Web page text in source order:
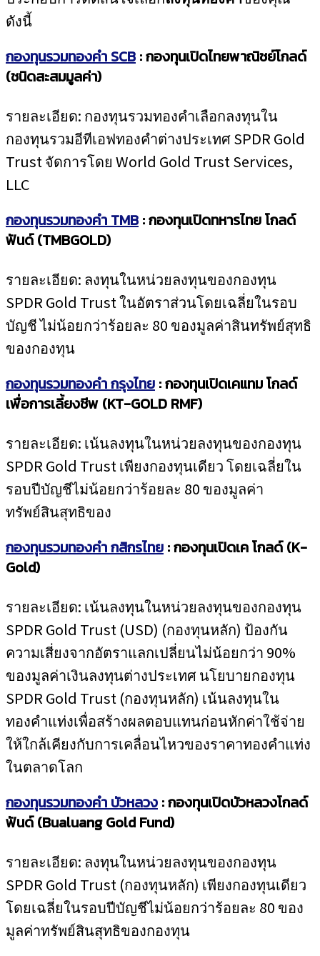
ดังนี้
กองทุนรวมทองคำ SCB : กองทุนเปิดไทยพาณิชย์โกลด์
(ชนิดสะสมมูลค่า)
รายละเอียด: กองทุนรวมทองคำเลือกลงทุนใน
กองทุนรวมอีทีเอฟทองคำต่างประเทศ SPDR Gold
Trust จัดการโดย World Gold Trust Services,
LLC
กองทุนรวมทองคำ TMB : กองทุนเปิดทหารไทย โกลด์
ฟันด์ (TMBGOLD)
รายละเอียด: ลงทุนในหน่วยลงทุนของกองทุน
SPDR Gold Trust ในอัตราส่วนโดยเฉลี่ยในรอบ
บัญชี ไม่น้อยกว่าร้อยละ 80 ของมูลค่าสินทรัพย์สุทธิ
ของกองทุน
กองทุนรวมทองคำ กรุงไทย : กองทุนเปิดเคแทม โกลด์
เพื่อการเลี้ยงชีพ (KT-GOLD RMF)
รายละเอียด: เน้นลงทุนในหน่วยลงทุนของกองทุน
SPDR Gold Trust เพียงกองทุนเดียว โดยเฉลี่ยใน
รอบปีบัญชีไม่น้อยกว่าร้อยละ 80 ของมูลค่า
ทรัพย์สินสุทธิของ
กองทุนรวมทองคำ กสิกรไทย : กองทุนเปิดเค โกลด์ (K-
Gold)
รายละเอียด: เน้นลงทุนในหน่วยลงทุนของกองทุน
SPDR Gold Trust (USD)​​ (กองทุนหลัก) ป้องกัน
ความเสี่ยงจากอัตราแลกเปลี่ยนไม่น้อยกว่า 90%
ของมูลค่าเงินลงทุนต่างประเทศ นโยบายกองทุน
SPDR Gold Trust (กองทุนหลัก) เน้นลงทุนใน
ทองคำแท่งเพื่อสร้างผลตอบแทนก่อนหักค่าใช้จ่าย
ให้ใกล้เคียงกับการเคลื่อนไหวของราคาทองคำแท่ง
ในตลาดโลก
กองทุนรวมทองคำ บัวหลวง : กองทุนเปิดบัวหลวงโกลด์
ฟันด์ (Bualuang Gold Fund)
รายละเอียด: ลงทุนในหน่วยลงทุนของกองทุน
SPDR Gold Trust (กองทุนหลัก) เพียงกองทุนเดียว
โดยเฉลี่ยในรอบปีบัญชีไม่น้อยกว่าร้อยละ 80 ของ
มูลค่าทรัพย์สินสุทธิของกองทุน